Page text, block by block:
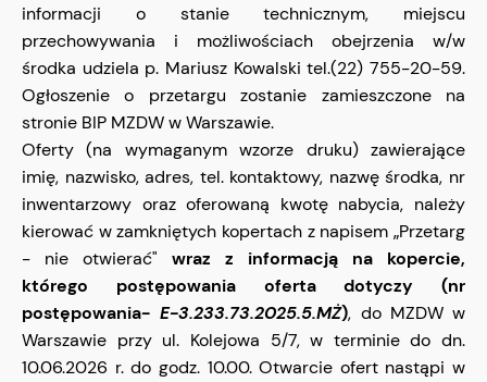
informacji o stanie technicznym, miejscu
przechowywania i możliwościach obejrzenia w/w
środka udziela p. Mariusz Kowalski tel.(22) 755-20-59.
Ogłoszenie o przetargu zostanie zamieszczone na
stronie BIP MZDW w Warszawie.
Oferty (na wymaganym wzorze druku) zawierające
imię, nazwisko, adres, tel. kontaktowy, nazwę środka, nr
inwentarzowy oraz oferowaną kwotę nabycia, należy
kierować w zamkniętych kopertach z napisem „Przetarg
- nie otwierać" wraz z informacją na kopercie,
którego postępowania oferta dotyczy (nr
postępowania- E-3.233.73.2025.5.MŻ), do MZDW w
Warszawie przy ul. Kolejowa 5/7, w terminie do dn.
10.06.2026 r. do godz. 10.00. Otwarcie ofert nastąpi w